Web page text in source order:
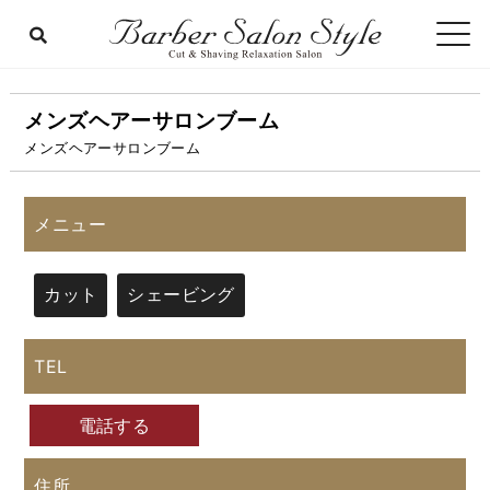
メンズヘアーサロンブーム
メンズヘアーサロンブーム
メニュー
カット シェービング
TEL
電話する
住所